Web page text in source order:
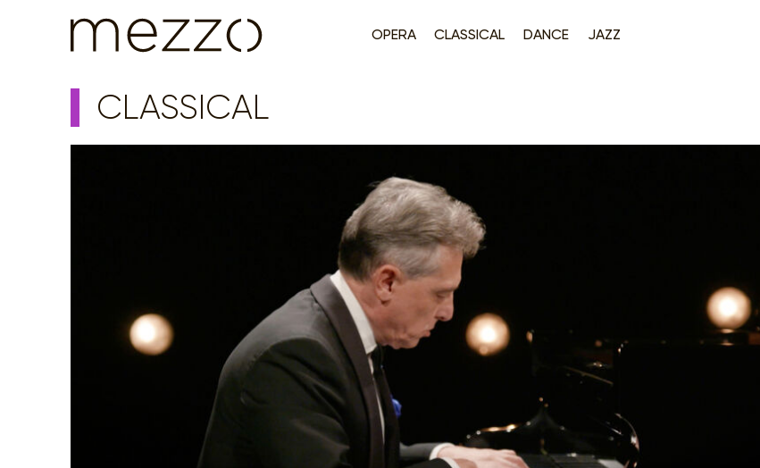
OPERA CLASSICAL DANCE JAZZ
CLASSICAL